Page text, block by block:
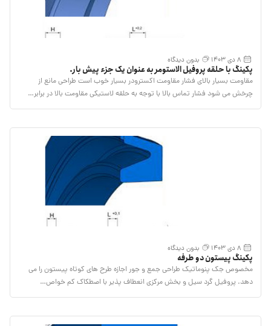
8 دی 1403 بدون دیدگاه
پکینگ با حلقه پروفیل الاستومر به عنوان یک جزء پیش بار.
مقاومت بسیار بالای فشار مقاومت اکسترودر بسیار خوب است طراحی مانع از
چرخش می شود فشار تماس بالا با توجه به حلقه لاستیکی مقاومت بالا در برابر…
8 دی 1403 بدون دیدگاه
پکینگ پیستون دو طرفه
مخصوص جک پنوماتیک طراحی جمع و جور اجازه طرح های کوتاه پیستون را می
دهد. پروفیل گرد سیل و بخش مرکزی انعطاف پذیر با اصطکاک کم خواص…